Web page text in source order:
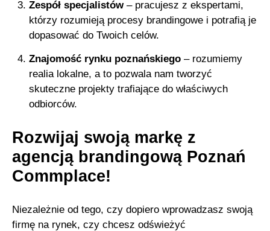
Zespół specjalistów– pracujesz z ekspertami,
którzy rozumieją procesy brandingowe i potrafią je
dopasować do Twoich celów.
Znajomość rynku poznańskiego – rozumiemy
realia lokalne, a to pozwala nam tworzyć
skuteczne projekty trafiające do właściwych
odbiorców.
Rozwijaj swoją markę z
agencją brandingową Poznań
Commplace!
Niezależnie od tego, czy dopiero wprowadzasz swoją
firmę na rynek, czy chcesz odświeżyć